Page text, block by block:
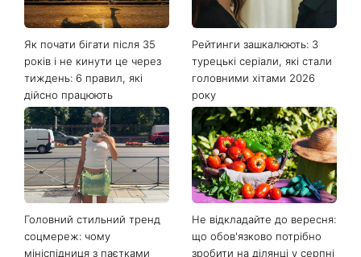
Останні новини